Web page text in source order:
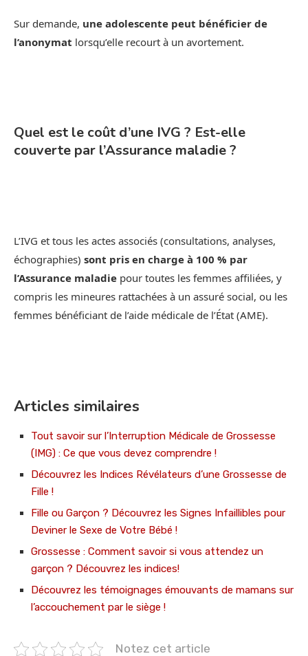
Sur demande, une adolescente peut bénéficier de
l’anonymat lorsqu’elle recourt à un avortement.
Quel est le coût d’une IVG ? Est-elle
couverte par l’Assurance maladie ?
L’IVG et tous les actes associés (consultations, analyses,
échographies) sont pris en charge à 100 % par
l’Assurance maladie pour toutes les femmes affiliées, y
compris les mineures rattachées à un assuré social, ou les
femmes bénéficiant de l’aide médicale de l’État (AME).
Articles similaires
Tout savoir sur l’Interruption Médicale de Grossesse
(IMG) : Ce que vous devez comprendre !
Découvrez les Indices Révélateurs d’une Grossesse de
Fille !
Fille ou Garçon ? Découvrez les Signes Infaillibles pour
Deviner le Sexe de Votre Bébé !
Grossesse : Comment savoir si vous attendez un
garçon ? Découvrez les indices!
Découvrez les témoignages émouvants de mamans sur
l’accouchement par le siège !
Notez cet article